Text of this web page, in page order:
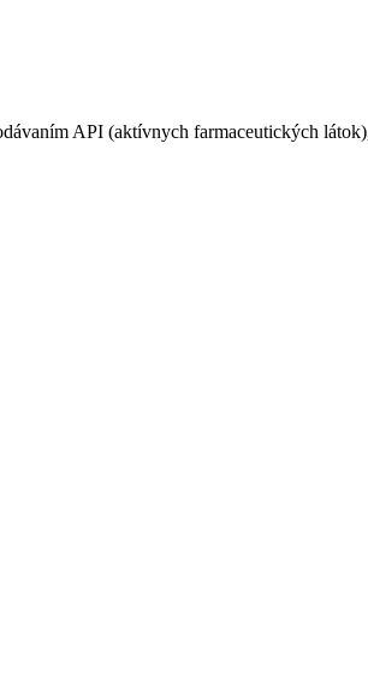
API (aktívnych farmaceutických